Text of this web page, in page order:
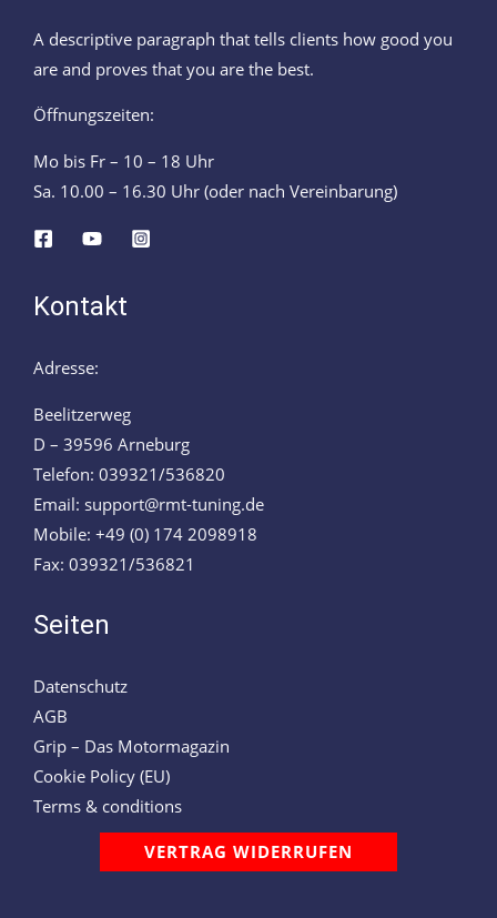
A descriptive paragraph that tells clients how good you
are and proves that you are the best.
Öffnungszeiten:
Mo bis Fr – 10 – 18 Uhr
Sa. 10.00 – 16.30 Uhr (oder nach Vereinbarung)
Kontakt
Adresse:
Beelitzerweg
D – 39596 Arneburg
Telefon: 039321/536820
Email: support@rmt-tuning.de
Mobile: +49 (0) 174 2098918
Fax: 039321/536821
Seiten
Datenschutz
AGB
Grip – Das Motormagazin
Cookie Policy (EU)
Terms & conditions
VERTRAG WIDERRUFEN